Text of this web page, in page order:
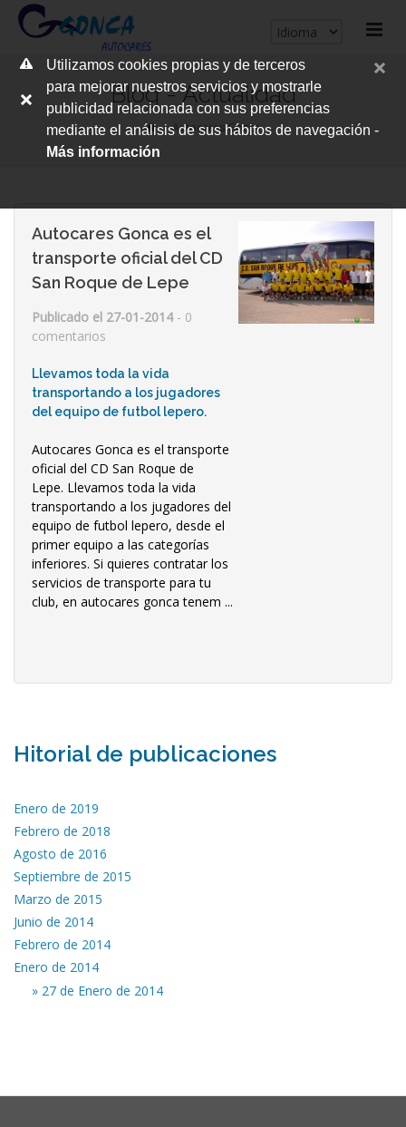
cerrar
Utilizamos cookies propias y de terceros
para mejorar nuestros servicios y mostrarle
publicidad relacionada con sus preferencias
mediante el análisis de sus hábitos de navegación -
Más información
Blog - Actualidad
Autocares Gonca
Autocares Gonca es el
transporte oficial del CD
San Roque de Lepe
Publicado el 27-01-2014- 0
comentarios
Llevamos toda la vida
transportando a los jugadores
del equipo de futbol lepero.
Autocares Gonca es el transporte
oficial del CD San Roque de
Lepe. Llevamos toda la vida
transportando a los jugadores del
equipo de futbol lepero, desde el
primer equipo a las categorías
inferiores. Si quieres contratar los
servicios de transporte para tu
club, en autocares gonca tenem ...
Hitorial de publicaciones
Enero de 2019
Febrero de 2018
Agosto de 2016
Septiembre de 2015
Marzo de 2015
Junio de 2014
Febrero de 2014
Enero de 2014
» 27 de Enero de 2014